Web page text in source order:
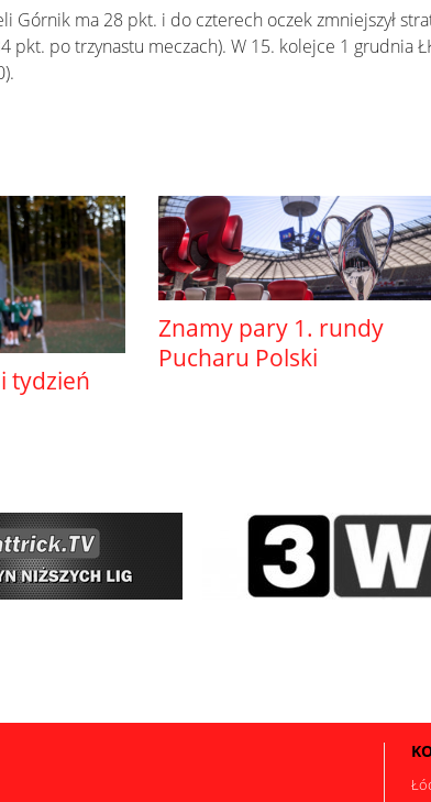
Górnik ma 28 pkt. i do czterech oczek zmniejszył
pkt. po trzynastu meczach). W 15. kolejce 1 grudnia
tydzień
Znamy pary 1. rundy
Pucharu Polski